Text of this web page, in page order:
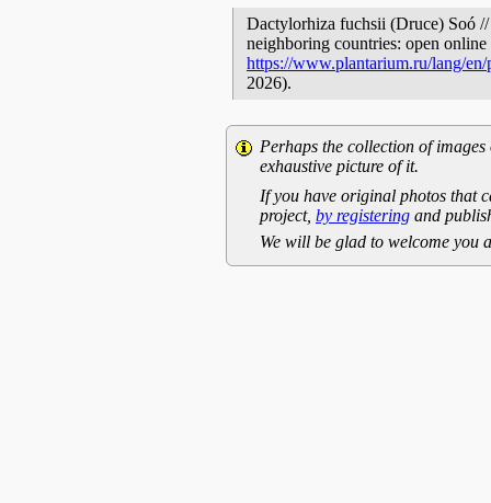
Dactylorhiza fuchsii (Druce) Soó
neighboring countries: open
https://www.plantarium.ru/lang/
2026).
Perhaps the collection of
exhaustive picture of it.
If you have original photos that
project, by registering and
We will be glad to welcome